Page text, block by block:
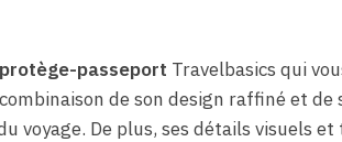
protège-passeport Travelbasics qui
de son design raffiné et
voyage. De plus, ses détails visuels